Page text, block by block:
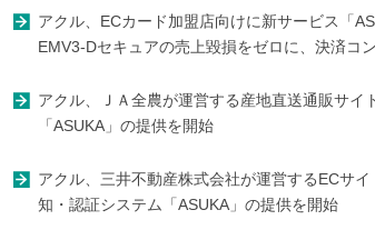
アクル、ECカード加盟店向けに新サービス「
EMV3-Dセキュアの売上毀損をゼロに、決済コ
アクル、ＪＡ全農が運営する産地直送通販サイ
「ASUKA」の提供を開始
アクル、三井不動産株式会社が運営するECサ
知・認証システム「ASUKA」の提供を開始